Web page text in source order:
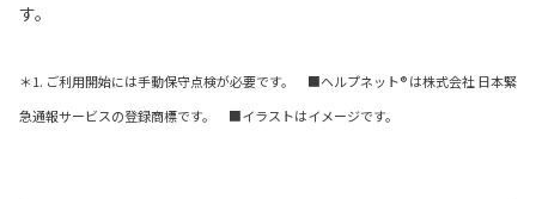
す。
＊1. ご利用開始には手動保守点検が必要です。 ■ヘルプネット® は株式会社 日本緊
急通報サービスの登録商標です。 ■イラストはイメージです。